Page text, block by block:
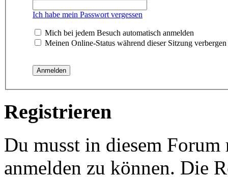
Ich habe mein Passwort vergessen
Mich bei jedem Besuch automatisch anmelden
Meinen Online-Status während dieser Sitzung verbergen
Registrieren
Du musst in diesem
anmelden zu können. Die